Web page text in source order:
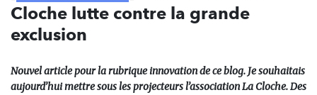
Cloche lutte contre la grande
exclusion
Nouvel article pour la rubrique innovation de ce blog. Je souhaitais
aujourd’hui mettre sous les projecteurs l’association La Cloche. Des